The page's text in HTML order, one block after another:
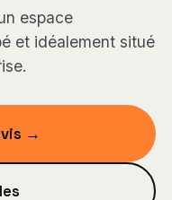
espace
et idéalement situé
→